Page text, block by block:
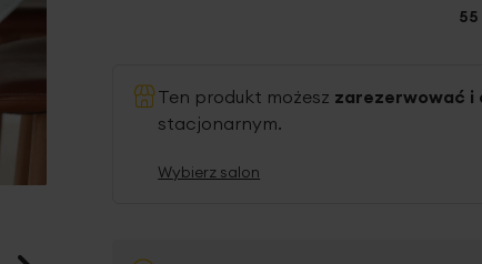
55
Ten produkt możesz zarezerwować i
stacjonarnym.
Wybierz salon